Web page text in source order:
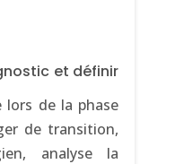
et définir
lors de la phase
de transition,
analyse la